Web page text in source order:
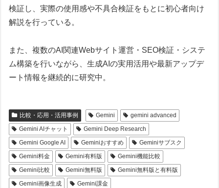
検証し、実際の使用感や不具合検証をもとに初心者向け
解説を行っている。
また、複数のAI関連Webサイト運営・SEO検証・システ
ム構築を行いながら、生成AIの実用活用や最新アップデ
ート情報を継続的に研究中。
比較・応用・活用事例 Gemini
gemini advanced
Gemini AIチャット
Gemini Deep Research
Gemini Google AI
Geminiおすすめ
Geminiサブスク
Gemini料金
Gemini有料版
Gemini機能比較
Gemini比較
Gemini無料版
Gemini無料版と有料版
Gemini画像生成
Gemini課金